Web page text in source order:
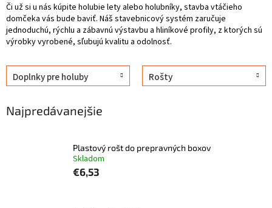
Či už si u nás kúpite holubie lety alebo holubníky, stavba vtáčieho
domčeka vás bude baviť. Náš stavebnicový systém zaručuje
jednoduchú, rýchlu a zábavnú výstavbu a hliníkové profily, z ktorých sú
výrobky vyrobené, sľubujú kvalitu a odolnosť.
Doplnky pre holuby Rošty
Najpredávanejšie
Plastový rošt do prepravných boxov
Skladom
€6,53